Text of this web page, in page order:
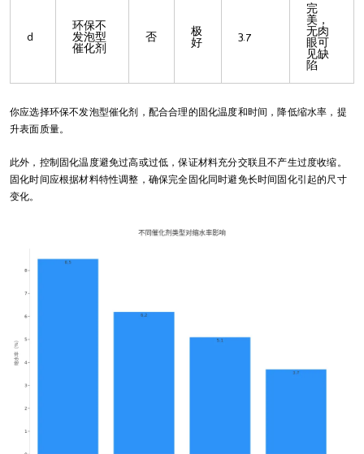
d
环保不
发泡型
催化剂
否 极
好 3.7
完
美，
无肉
眼可
见缺
陷
你应选择环保不发泡型催化剂，配合合理的固化温度和时间，降低缩水率，提
升表面质量。
此外，控制固化温度避免过高或过低，保证材料充分交联且不产生过度收缩。
固化时间应根据材料特性调整，确保完全固化同时避免长时间固化引起的尺寸
变化。